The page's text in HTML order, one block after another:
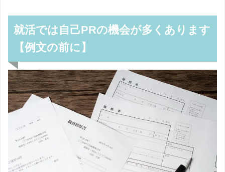
就活では自己PRの機会が多くあります
【例文の前に】